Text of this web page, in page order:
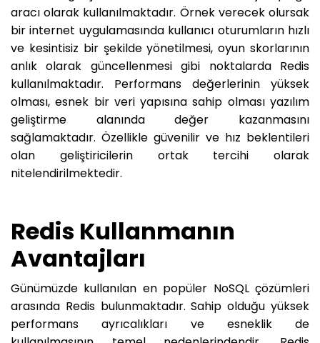
aracı olarak kullanılmaktadır. Örnek verecek olursak
bir internet uygulamasında kullanıcı oturumların hızlı
ve kesintisiz bir şekilde yönetilmesi, oyun skorlarının
anlık olarak güncellenmesi gibi noktalarda Redis
kullanılmaktadır. Performans değerlerinin yüksek
olması, esnek bir veri yapısına sahip olması yazılım
geliştirme alanında değer kazanmasını
sağlamaktadır. Özellikle güvenilir ve hız beklentileri
olan geliştiricilerin ortak tercihi olarak
nitelendirilmektedir.
Redis Kullanmanın
Avantajları
Günümüzde kullanılan en popüler NoSQL çözümleri
arasında Redis bulunmaktadır. Sahip olduğu yüksek
performans ayrıcalıkları ve esneklik de